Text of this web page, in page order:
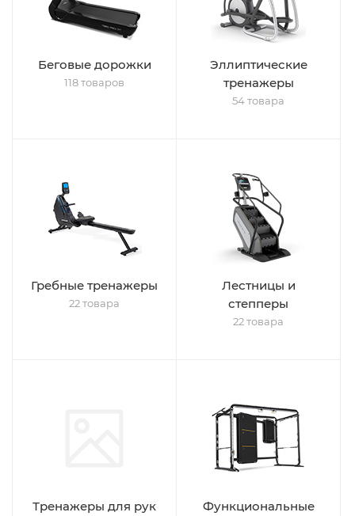
Беговые дорожки
118 товаров
Эллиптические
тренажеры
54 товара
Гребные тренажеры
22 товара
Лестницы и
степперы
22 товара
Тренажеры для рук
Функциональные